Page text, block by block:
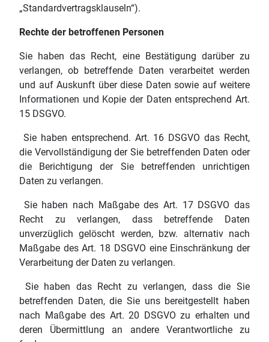
„Standardvertragsklauseln“).
Rechte der betroffenen Personen
Sie haben das Recht, eine Bestätigung darüber zu
verlangen, ob betreffende Daten verarbeitet werden
und auf Auskunft über diese Daten sowie auf weitere
Informationen und Kopie der Daten entsprechend Art.
15 DSGVO.
Sie haben entsprechend. Art. 16 DSGVO das Recht,
die Vervollständigung der Sie betreffenden Daten oder
die Berichtigung der Sie betreffenden unrichtigen
Daten zu verlangen.
Sie haben nach Maßgabe des Art. 17 DSGVO das
Recht zu verlangen, dass betreffende Daten
unverzüglich gelöscht werden, bzw. alternativ nach
Maßgabe des Art. 18 DSGVO eine Einschränkung der
Verarbeitung der Daten zu verlangen.
Sie haben das Recht zu verlangen, dass die Sie
betreffenden Daten, die Sie uns bereitgestellt haben
nach Maßgabe des Art. 20 DSGVO zu erhalten und
deren Übermittlung an andere Verantwortliche zu